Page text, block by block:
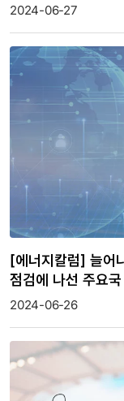
2024-06-27
[에너지칼럼] 늘어
점검에 나선 주요국
2024-06-26